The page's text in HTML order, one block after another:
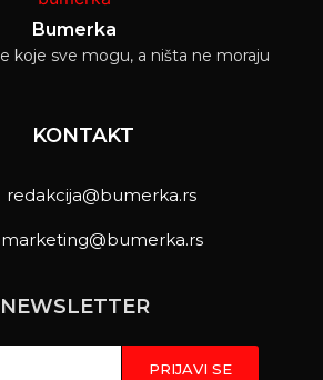
Bumerka
koje sve mogu, a ništa ne moraju
KONTAKT
redakcija@bumerka.rs
marketing@bumerka.rs
NEWSLETTER